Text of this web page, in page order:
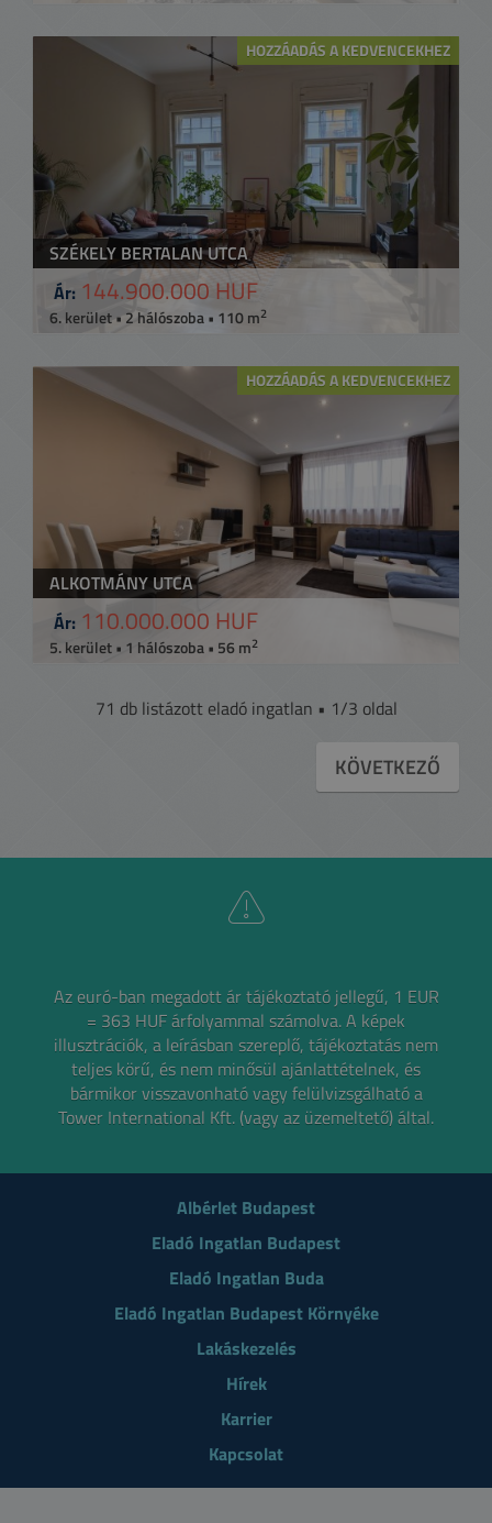
HOZZÁADÁS A KEDVENCEKHEZ
SZÉKELY BERTALAN UTCA
Ár: 144.900.000 HUF
6. kerület • 2 hálószoba • 110 m2
HOZZÁADÁS A KEDVENCEKHEZ
ALKOTMÁNY UTCA
Ár: 110.000.000 HUF
5. kerület • 1 hálószoba • 56 m2
71 db listázott eladó ingatlan • 1/3 oldal
KÖVETKEZŐ
Az euró-ban megadott ár tájékoztató jellegű, 1 EUR
= 363 HUF árfolyammal számolva.A képek
illusztrációk, a leírásban szereplő, tájékoztatás nem
teljes körű, és nem minősül ajánlattételnek, és
bármikor visszavonható vagy felülvizsgálható a
Tower International Kft. (vagy az üzemeltető) által.
Albérlet Budapest
Eladó Ingatlan Budapest
Eladó Ingatlan Buda
Eladó Ingatlan Budapest Környéke
Lakáskezelés
Hírek
Karrier
Kapcsolat